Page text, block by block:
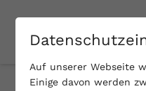
Auf unserer Webseite
Einige davon werden